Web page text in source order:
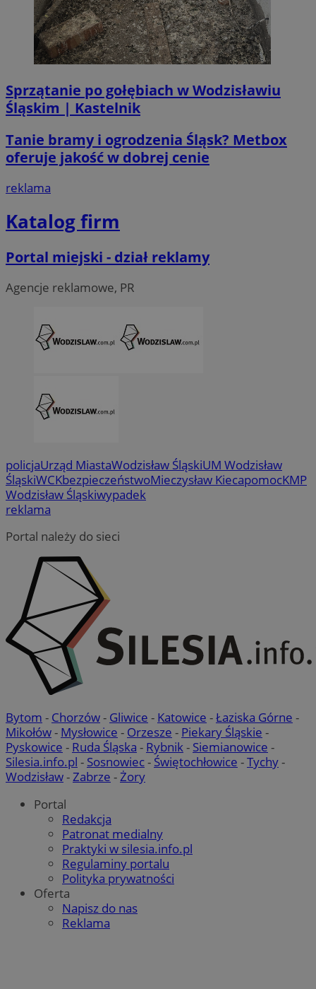
Sprzątanie po gołębiach w Wodzisławiu
Śląskim | Kastelnik
Tanie bramy i ogrodzenia Śląsk? Metbox
oferuje jakość w dobrej cenie
reklama
Katalog firm
Portal miejski - dział reklamy
Agencje reklamowe, PR
policjaUrząd MiastaWodzisław ŚląskiUM Wodzisław
ŚląskiWCKbezpieczeństwoMieczysław KiecapomocKMP
Wodzisław Śląskiwypadek
reklama
Portal należy do sieci
Bytom - Chorzów- Gliwice - Katowice -Łaziska Górne -
Mikołów- Mysłowice - Orzesze - Piekary Śląskie -
Pyskowice - Ruda Śląska - Rybnik- Siemianowice -
Silesia.info.pl - Sosnowiec- Świętochłowice -Tychy-
Wodzisław-Zabrze -Żory
Portal
Redakcja
Patronat medialny
Praktyki w silesia.info.pl
Regulaminy portalu
Polityka prywatności
Oferta
Napisz do nas
Reklama